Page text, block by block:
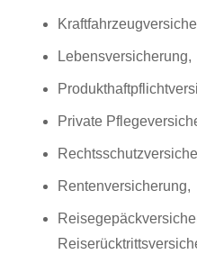
Lebensversicherung,
Private
Rentenversicherung,